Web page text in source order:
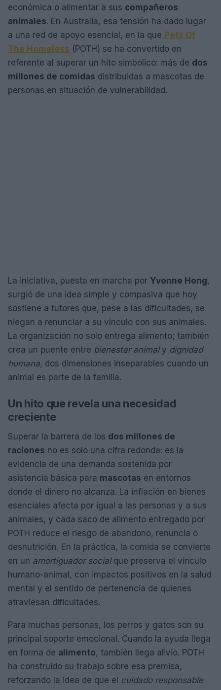
económica o alimentar a sus compañeros
animales. En Australia, esa tensión ha dado lugar
a una red de apoyo esencial, en la que Pets Of
The Homeless (POTH) se ha convertido en
referente al superar un hito simbólico: más de dos
millones de comidas distribuidas a mascotas de
personas en situación de vulnerabilidad.
La iniciativa, puesta en marcha por Yvonne Hong,
surgió de una idea simple y compasiva que hoy
sostiene a tutores que, pese a las dificultades, se
niegan a renunciar a su vínculo con sus animales.
La organización no solo entrega alimento; también
crea un puente entre bienestar animaly dignidad
humana, dos dimensiones inseparables cuando un
animal es parte de la familia.
Un hito que revela una necesidad
creciente
Superar la barrera de los dos millones de
raciones no es solo una cifra redonda: es la
evidencia de una demanda sostenida por
asistencia básica para mascotas en entornos
donde el dinero no alcanza. La inflación en bienes
esenciales afecta por igual a las personas y a sus
animales, y cada saco de alimento entregado por
POTH reduce el riesgo de abandono, renuncia o
desnutrición. En la práctica, la comida se convierte
en un amortiguador socialque preserva el vínculo
humano-animal, con impactos positivos en la salud
mental y el sentido de pertenencia de quienes
atraviesan dificultades.
Para muchas personas, los perros y gatos son su
principal soporte emocional. Cuando la ayuda llega
en forma de alimento, también llega alivio. POTH
ha construido su trabajo sobre esa premisa,
reforzando la idea de que el cuidado responsable